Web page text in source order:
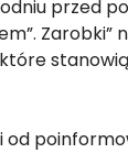
przed
Zarobki”